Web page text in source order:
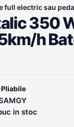
electric sau
350
h
in stoc